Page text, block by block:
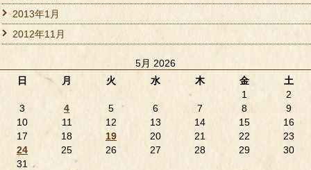
2013年1月
2012年11月
5月 2026
日
月 火 水 木 金 土
1
2
3
4 5 6 7 8
9
10
11 12 13 14 15
16
17
18 19 20 21 22
23
24
25 26 27 28 29
30
31